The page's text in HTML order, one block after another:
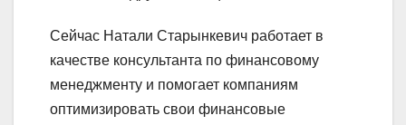
Сейчас Натали Старынкевич работает в
качестве консультанта по финансовому
менеджменту и помогает компаниям
оптимизировать свои финансовые